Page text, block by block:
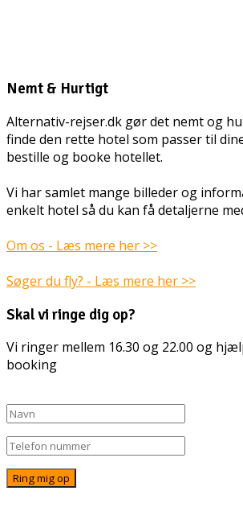
Nemt & Hurtigt
Alternativ-rejser.dk gør det nemt og
finde den rette hotel som passer til
bestille og booke hotellet.
Vi har samlet mange billeder og
enkelt hotel så du kan få detaljerne
Om os - Læs mere her >>
Søger du fly? - Læs mere her >>
Skal vi ringe dig op?
Vi ringer mellem 16.30 og 22.00 og
booking